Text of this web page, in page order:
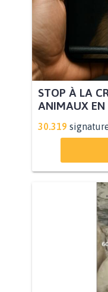
STOP À LA
ANIMAUX EN
30.319